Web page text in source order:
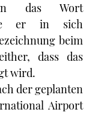
das Wort
er in sich
beim
dass das
wird.
der geplanten
Airport